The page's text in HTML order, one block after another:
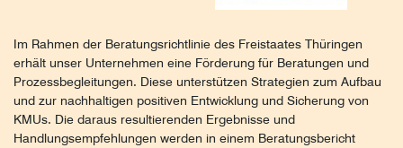
Im Rahmen der Beratungsrichtlinie des Freistaates Thüringen
erhält unser Unternehmen eine Förderung für Beratungen und
Prozessbegleitungen. Diese unterstützen Strategien zum Aufbau
und zur nachhaltigen positiven Entwicklung und Sicherung von
KMUs. Die daraus resultierenden Ergebnisse und
Handlungsempfehlungen werden in einem Beratungsbericht